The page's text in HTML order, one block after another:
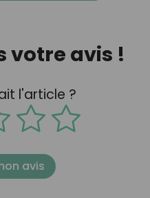
votre avis !
l'article ?
avis